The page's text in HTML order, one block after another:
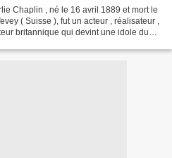
Chaplin , né le 16 avril 1889 et mort le
( Suisse ), fut un acteur , réalisateur ,
britannique qui devint une idole du